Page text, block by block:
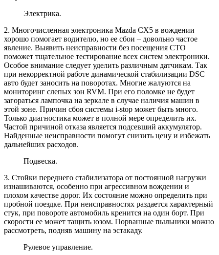
Электрика.
2. Многочисленная электроника Mazda CX5 в вождении
хорошо помогает водителю, но ее сбои – довольно частое
явление. Выявить неисправности без посещения СТО
поможет тщательное тестирование всех систем электроники.
Особое внимание следует уделить различным датчикам. Так
при некорректной работе динамической стабилизации DSC
авто будет заносить на поворотах. Многие жалуются на
мониторинг слепых зон RVM. При его поломке не будет
загораться лампочка на зеркале в случае наличия машин в
этой зоне. Причин сбоя системы i-stop может быть много.
Только диагностика может в полной мере определить их.
Частой причиной отказа является подсевший аккумулятор.
Найденные неисправности помогут снизить цену и избежать
дальнейших расходов.
Подвеска.
3. Стойки переднего стабилизатора от постоянной нагрузки
изнашиваются, особенно при агрессивном вождении и
плохом качестве дорог. Их состояние можно определить при
пробной поездке. При неисправностях раздается характерный
стук, при повороте автомобиль кренится на один борт. При
скорости ее может тащить юзом. Порванные пыльники можно
рассмотреть, подняв машину на эстакаду.
Рулевое управление.